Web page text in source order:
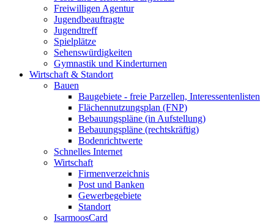
Freiwilligen Agentur
Jugendbeauftragte
Jugendtreff
Spielplätze
Sehenswürdigkeiten
Gymnastik und Kinderturnen
Wirtschaft & Standort
Bauen
Baugebiete - freie Parzellen, Interessentenlisten
Flächennutzungsplan (FNP)
Bebauungspläne (in Aufstellung)
Bebauungspläne (rechtskräftig)
Bodenrichtwerte
Schnelles Internet
Wirtschaft
Firmenverzeichnis
Post und Banken
Gewerbegebiete
Standort
IsarmoosCard